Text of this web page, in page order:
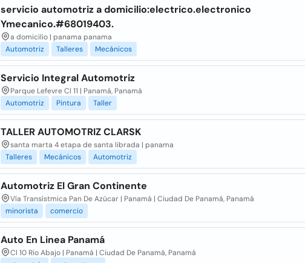
servicio automotriz a domicilio:electrico.electronico
Ymecanico.#68019403.
a domicilio | panama panama
Automotriz
Talleres Mecánicos
Servicio Integral Automotriz
Parque Lefevre Cl 11 | Panamá, Panamá
Automotriz
Pintura Taller
TALLER AUTOMOTRIZ CLARSK
santa marta 4 etapa de santa librada | panama
Talleres
Mecánicos Automotriz
Automotriz El Gran Continente
Vía Transístmica Pan De Azúcar | Panamá | Ciudad De Panamá, Panamá
minorista
comercio
Auto En Linea Panamá
Cl 10 Rio Abajo | Panamá | Ciudad De Panamá, Panamá